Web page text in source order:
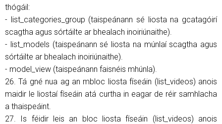
thógáil:
- list_categories_group (taispeánann sé liosta na gcatagóirí
scagtha agus sórtáilte ar bhealach inoiriúnaithe).
- list_models (taispeánann sé liosta na múnlaí scagtha agus
sórtáilte ar bhealach inoiriúnaithe).
- model_view (taispeánann faisnéis mhúnla).
26. Tá gné nua ag an mbloc liosta físeáin (list_videos) anois
maidir le liostaí físeáin atá curtha in eagar de réir samhlacha
a thaispeáint.
27. Is féidir leis an bloc liosta físeáin (list_videos) anois